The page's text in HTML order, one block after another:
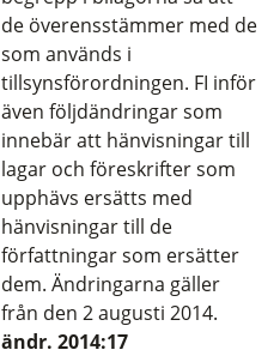
de överensstämmer med de
som används i
tillsynsförordningen. FI inför
även följdändringar som
innebär att hänvisningar till
lagar och föreskrifter som
upphävs ersätts med
hänvisningar till de
författningar som ersätter
dem. Ändringarna gäller
från den 2 augusti 2014.
ändr. 2014:17